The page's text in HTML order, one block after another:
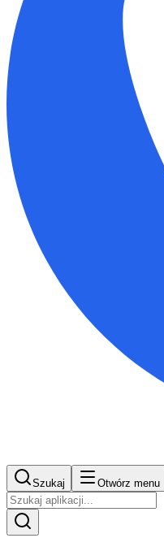
Szukaj Otwórz menu